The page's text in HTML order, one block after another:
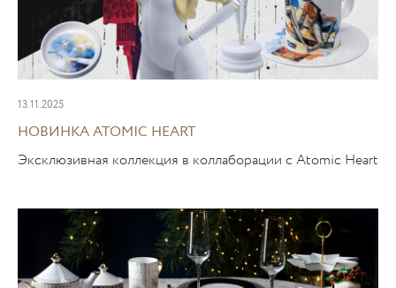
13.11.2025
НОВИНКА ATOMIC HEART
Эксклюзивная коллекция в коллаборации с Atomic Heart